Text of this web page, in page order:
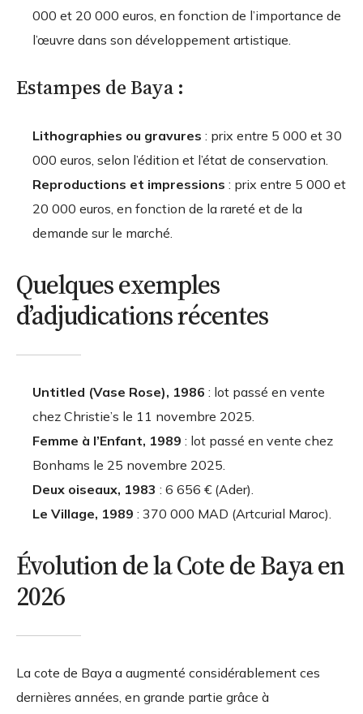
000 et 20 000 euros, en fonction de l’importance de
l’œuvre dans son développement artistique.
Estampes de Baya :
Lithographies ou gravures : prix entre 5 000 et 30
000 euros, selon l’édition et l’état de conservation.
Reproductions et impressions : prix entre 5 000 et
20 000 euros, en fonction de la rareté et de la
demande sur le marché.
Quelques exemples
d’adjudications récentes
Untitled (Vase Rose), 1986 : lot passé en vente
chez Christie’s le 11 novembre 2025.
Femme à l’Enfant, 1989 : lot passé en vente chez
Bonhams le 25 novembre 2025.
Deux oiseaux, 1983 : 6 656 € (Ader).
Le Village, 1989 : 370 000 MAD (Artcurial Maroc).
Évolution de la Cote de Baya en
2026
La cote de Baya a augmenté considérablement ces
dernières années, en grande partie grâce à